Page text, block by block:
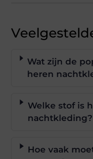
Wat zijn de
heren
Welke stof is
nachtkleding?
Hoe vaak